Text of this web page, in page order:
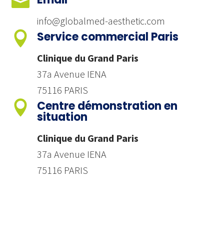
info@globalmed-aesthetic.com
 Service commercial Paris
Clinique du Grand Paris
37a Avenue IENA
75116 PARIS
 Centre démonstration en
situation
Clinique du Grand Paris
37a Avenue IENA
75116 PARIS